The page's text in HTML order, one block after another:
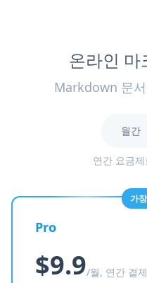
온라인 마
Markdown 문
월간
연간 요금
가
Pro
$9.9/월, 연간 결제